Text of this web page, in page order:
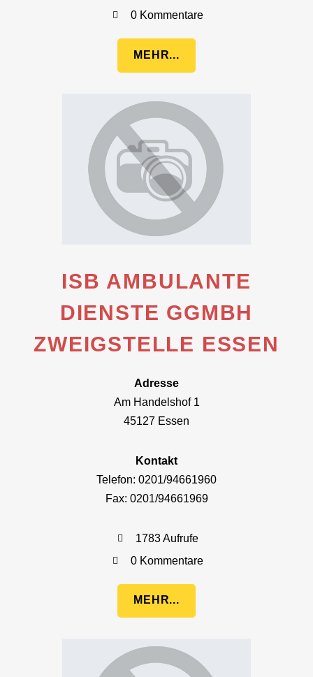
0 Kommentare
MEHR...
ISB AMBULANTE
DIENSTE GGMBH
ZWEIGSTELLE ESSEN
Adresse
Am Handelshof 1
45127 Essen
Kontakt
Telefon: 0201/94661960
Fax: 0201/94661969
1783 Aufrufe
0 Kommentare
MEHR...